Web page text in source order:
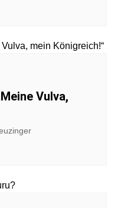
Vulva,